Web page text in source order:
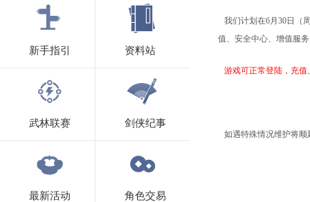
新手指引 资料站
武林联赛 剑侠纪事
最新活动 角色交易
我们计划在6月30日（
值、安全中心、增值服
游戏可正常登陆，充
如遇特殊情况维护将顺